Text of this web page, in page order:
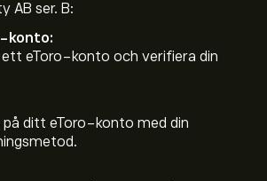
AB ser. B:
konto:
ett eToro-konto och verifiera din
på ditt eToro-konto med din